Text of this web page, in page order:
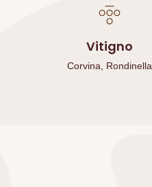
Vitigno
Corvina, Rondinella